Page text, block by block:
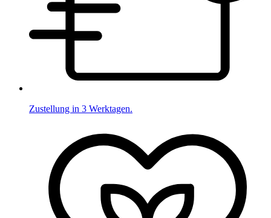
Zustellung in 3 Werktagen.